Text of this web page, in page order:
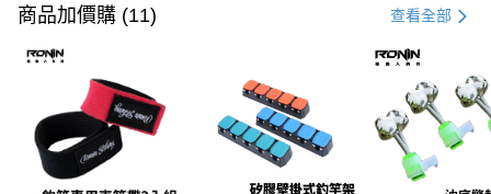
信用卡一次付款
信用卡分期付款
3 期 0 利率 每期 21家銀行
合作金庫商業銀行
第一商業銀行
華南商業銀行
彰化商業銀行
上海商業儲蓄銀行
台北富邦商業銀行
Apple Pay
街口支付
商品加價購 (11) 查看全部